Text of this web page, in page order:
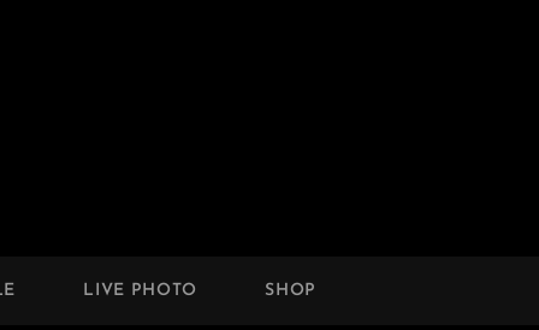
LIVE PHOTO SHOP